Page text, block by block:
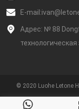
E-mail:
Адрес: № 88
© 2020 Luohe Letone